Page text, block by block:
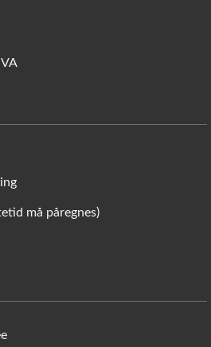
må påregnes)